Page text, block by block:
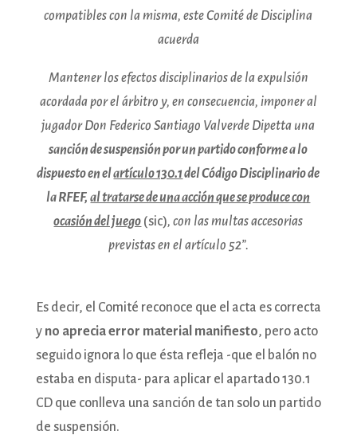
compatibles con la misma, este Comité de Disciplina
acuerda
Mantener los efectos disciplinarios de la expulsión
acordada por el árbitro y, en consecuencia, imponer al
jugador Don Federico Santiago Valverde Dipetta una
sanción de suspensión por un partido conforme a lo
dispuesto en elartículo 130.1del Código Disciplinario de
la RFEF, al tratarse de una acción que se produce con
ocasión del juego (sic), con las multas accesorias
previstas en el artículo 52”.
Es decir, el Comité reconoce que el acta es correcta
y no aprecia error material manifiesto, pero acto
seguido ignora lo que ésta refleja -que el balón no
estaba en disputa- para aplicar el apartado 130.1
CD que conlleva una sanción de tan solo un partido
de suspensión.